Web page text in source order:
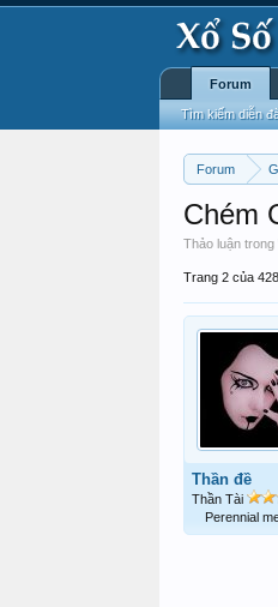
Forum
Chém
Thảo luận trong
Trang 2 của
Thần đề
Thần Tài
Perennial
Forum
Tìm kiếm diễn